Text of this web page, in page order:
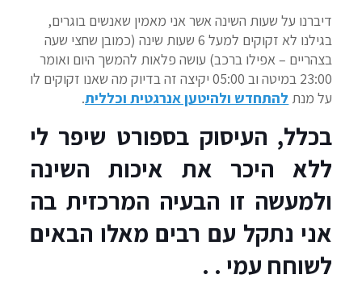
דיברנו על שעות השינה אשר אני מאמין שאנשים בוגרים,
בגילנו לא זקוקים למעל 6 שעות שינה (כמובן שחצי שעה
בצהריים – אפילו ברכב) עושה פלאות להמשך היום ואומר
23:00 במיטה וב 05:00 יקיצה זה בדיוק מה שאנו זקוקים לו
על מנת להתחדש ולהיטען אנרגטית וכללית.
בכלל, העיסוק בספורט שיפר לי
ללא היכר את איכות השינה
ולמעשה זו הבעיה המרכזית בה
אני נתקל עם רבים מאלו הבאים
לשוחח עמי . .